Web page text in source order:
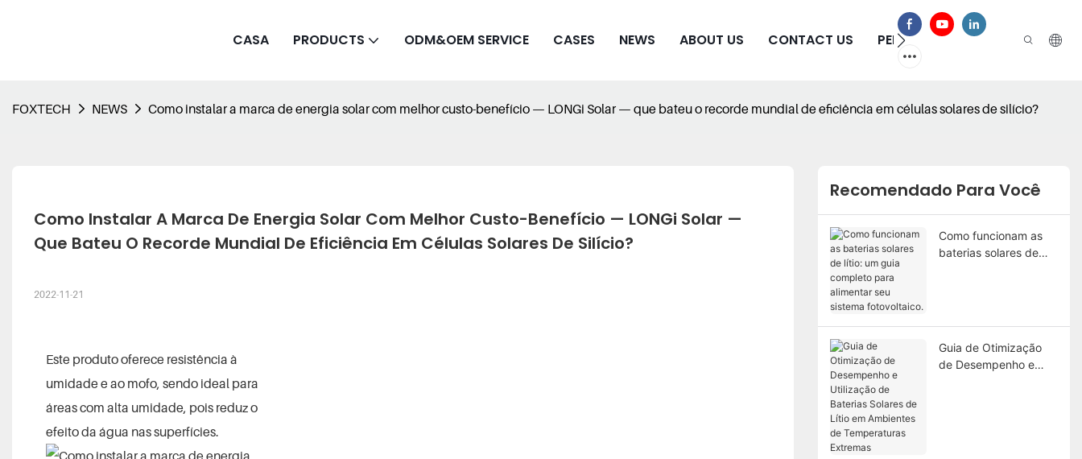
CASA PRODUCTS ODM&OEM SERVICE CASES NEWS ABOUT US CONTACT US PERGUNTAS FREQUENTES
FOXTECH NEWS Como instalar a marca de energia solar com melhor custo-benefício — LONGi Solar — que bateu o recorde mundial de eficiência em células solares de silício?
Como Instalar A Marca De Energia Solar Com Melhor Custo-Benefício — LONGi Solar —
Que Bateu O Recorde Mundial De Eficiência Em Células Solares De Silício?
2022-11-21
Este produto oferece resistência à
umidade e ao mofo, sendo ideal para
áreas com alta umidade, pois reduz o
efeito da água nas superfícies.
Recomendado Para Você
Como funcionam as
baterias solares de
Guia de Otimização
de Desempenho e